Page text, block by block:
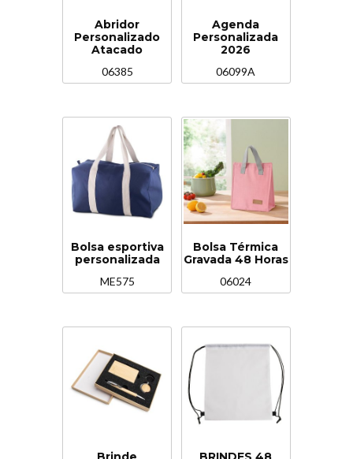
Abridor
Personalizado
Atacado
06385
Agenda
Personalizada
2026
06099A
Bolsa esportiva
personalizada
ME575
Bolsa Térmica
Gravada 48 Horas
06024